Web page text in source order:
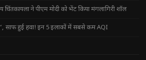
चिंतकायला ने पीएम मोदी को भेंट किया मंगलागिरी शॉल
साफ हुई हवा! इन 5 इलाकों में सबसे कम AQI